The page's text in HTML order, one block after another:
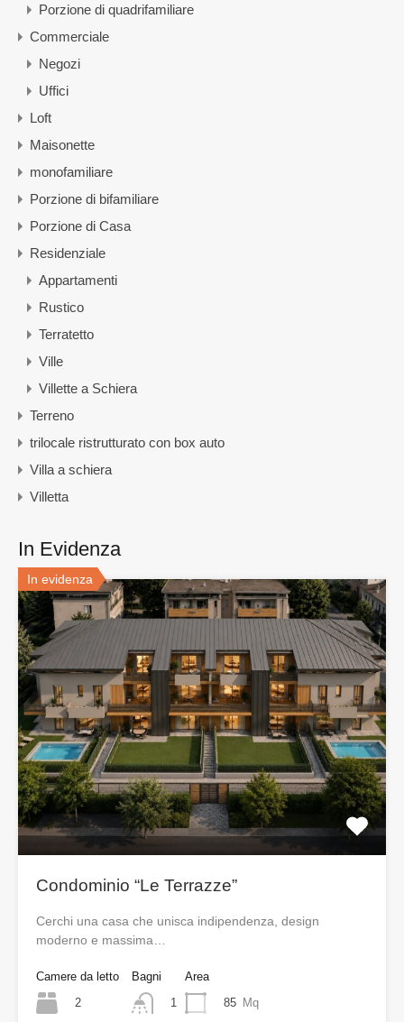
Porzione di quadrifamiliare
Commerciale
Negozi
Uffici
Loft
Maisonette
monofamiliare
Porzione di bifamiliare
Porzione di Casa
Residenziale
Appartamenti
Rustico
Terratetto
Ville
Villette a Schiera
Terreno
trilocale ristrutturato con box auto
Villa a schiera
Villetta
In Evidenza
In evidenza
Condominio “Le Terrazze”
Cerchi una casa che unisca indipendenza, design
moderno e massima…
Camere da letto
2
Bagni
1
Area
85 Mq